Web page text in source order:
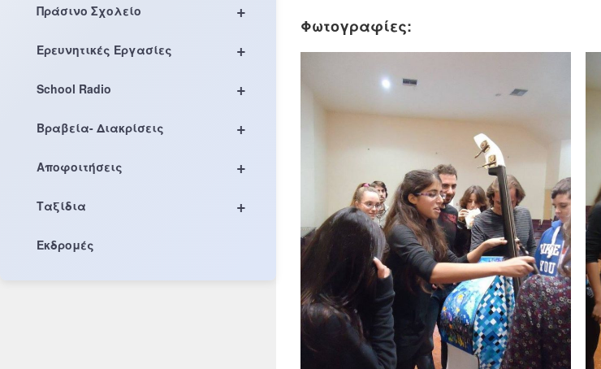
Φωτογραφίες:
+
Πράσινο Σχολείο
+
Ερευνητικές Εργασίες
+
School Radio
+
Βραβεία- Διακρίσεις
+
Αποφοιτήσεις
+
Ταξίδια
Εκδρομές